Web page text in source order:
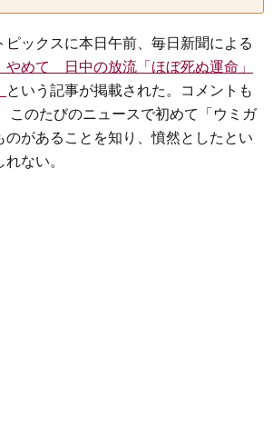
ピックスに本日午前、毎日新聞による
やめて 日中の放流「ほぼ死ぬ運命」
という記事が掲載された。コメントも
このたびのニュースで初めて「ウミガ
のがあることを知り、憤然としたとい
ない。